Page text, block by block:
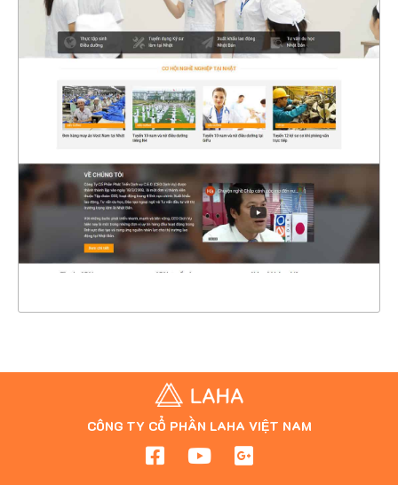
4359
CHI TIẾT
XEM THỰC TẾ
CÔNG TY CỔ PHẦN LAHA VIỆT NAM